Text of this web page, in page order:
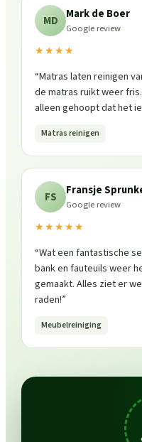
MD Mark de Boer
Google review
★★★★
“Matras laten reinigen
de matras ruikt weer
alleen gehoopt dat het
Matras reinigen
FS Fransje
Google review
★★★★★
“Wat een fantastische
bank en fauteuils weer
gemaakt. Alles ziet er
raden!”
Meubelreiniging